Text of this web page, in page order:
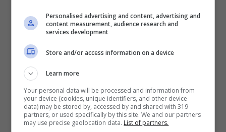
Personalised advertising and content, advertising and
content measurement, audience research and
services development
Store and/or access information on a device
Learn more
Your personal data will be processed and information from
your device (cookies, unique identifiers, and other device
data) may be stored by, accessed by and shared with 319
partners, or used specifically by this site. We and our partners
may use precise geolocation data. List of partners.